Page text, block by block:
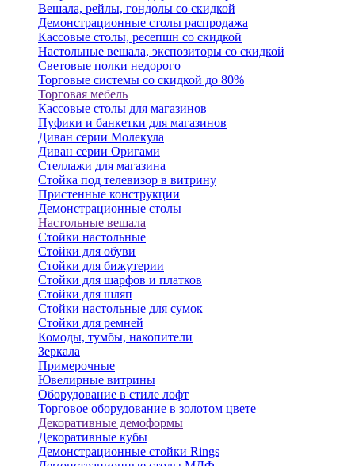
Вешала, рейлы, гондолы со скидкой
Демонстрационные столы распродажа
Кассовые столы, ресепшн со скидкой
Настольные вешала, экспозиторы со скидкой
Световые полки недорого
Торговые системы со скидкой до 80%
Торговая мебель
Кассовые столы для магазинов
Пуфики и банкетки для магазинов
Диван серии Молекула
Диван серии Оригами
Стеллажи для магазина
Стойка под телевизор в витрину
Пристенные конструкции
Демонстрационные столы
Настольные вешала
Стойки настольные
Стойки для обуви
Стойки для бижутерии
Стойки для шарфов и платков
Стойки для шляп
Стойки настольные для сумок
Стойки для ремней
Комоды, тумбы, накопители
Зеркала
Примерочные
Ювелирные витрины
Оборудование в стиле лофт
Торговое оборудование в золотом цвете
Декоративные демоформы
Декоративные кубы
Демонстрационные стойки Rings